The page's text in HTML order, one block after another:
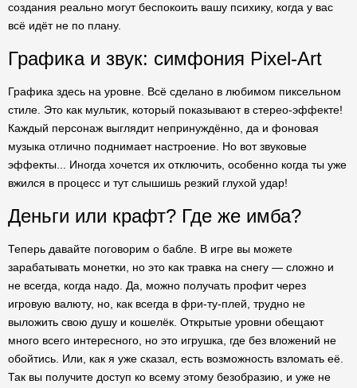
создания реально могут беспокоить вашу психику, когда у вас
всё идёт не по плану.
Графика и звук: симфония Pixel-Art
Графика здесь на уровне. Всё сделано в любимом пиксельном
стиле. Это как мультик, который показывают в стерео-эффекте!
Каждый персонаж выглядит непринуждённо, да и фоновая
музыка отлично поднимает настроение. Но вот звуковые
эффекты... Иногда хочется их отключить, особенно когда ты уже
вжился в процесс и тут слышишь резкий глухой удар!
Деньги или крафт? Где же имба?
Теперь давайте поговорим о бабле. В игре вы можете
зарабатывать монетки, но это как травка на снегу — сложно и
не всегда, когда надо. Да, можно получать профит через
игровую валюту, но, как всегда в фри-ту-плей, трудно не
выложить свою душу и кошелёк. Открытые уровни обещают
много всего интересного, но это игрушка, где без вложений не
обойтись. Или, как я уже сказал, есть возможность взломать её.
Так вы получите доступ ко всему этому безобразию, и уже не